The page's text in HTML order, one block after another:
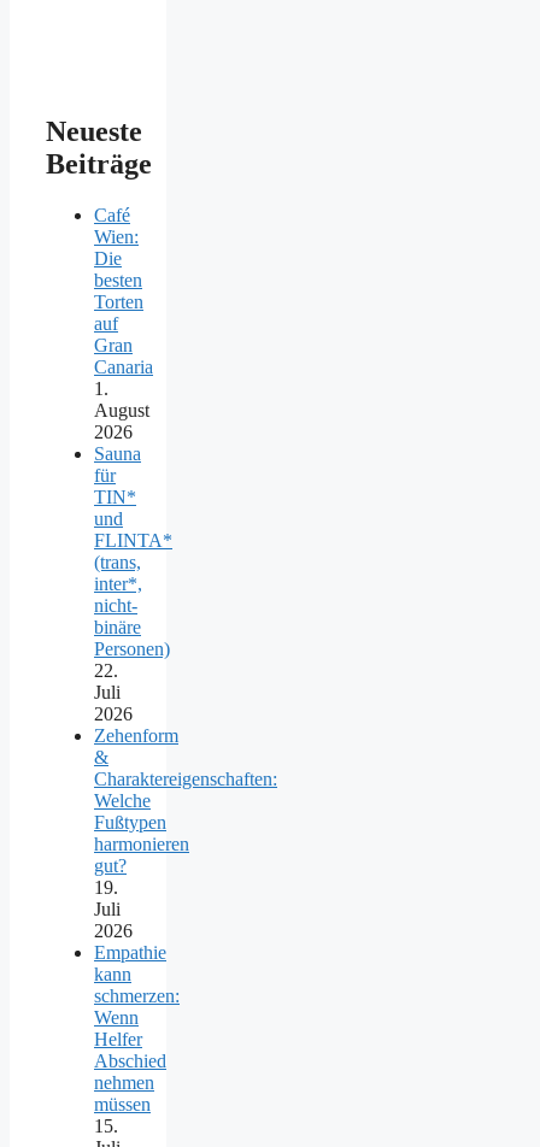
Neueste
Beiträge
Café
Wien:
Die
besten
Torten
auf
Gran
Canaria
1.
August
2026
Sauna
für
TIN*
und
FLINTA*
(trans,
inter*,
nicht-
binäre
Personen)
22.
Juli
2026
Zehenform
&
Charaktereigenschaften:
Welche
Fußtypen
harmonieren
gut?
19.
Juli
2026
Empathie
kann
schmerzen:
Wenn
Helfer
Abschied
nehmen
müssen
15.